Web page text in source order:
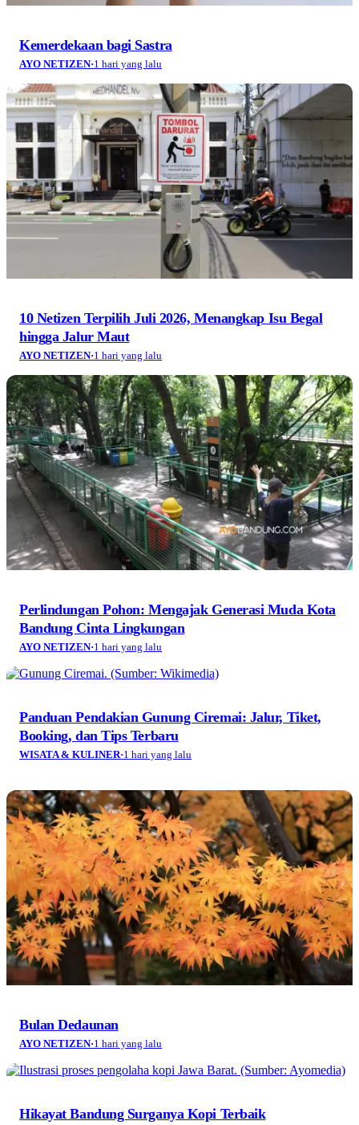
10 Netizen Terpilih Juli 2026, Menangkap Isu Begal
hingga Jalur Maut
AYO NETIZEN ·1 hari yang lalu
Perlindungan Pohon: Mengajak Generasi Muda Kota
Bandung Cinta Lingkungan
AYO NETIZEN·1 hari yang lalu
Panduan Pendakian Gunung Ciremai: Jalur, Tiket,
Booking, dan Tips Terbaru
Bulan Dedaunan
AYO NETIZEN·1 hari yang lalu
Hikayat Bandung Surganya Kopi Terbaik
SEJARAH 1 hari yang lalu